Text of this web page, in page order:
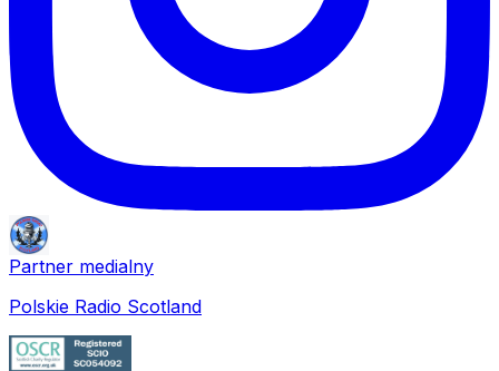
Partner medialny
Polskie Radio Scotland